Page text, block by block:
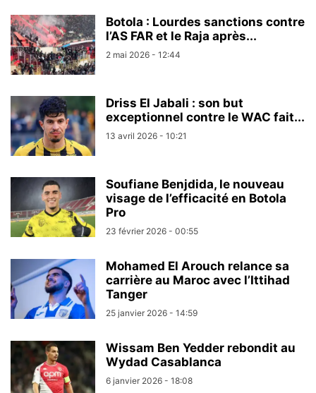
Botola : Lourdes sanctions contre
l’AS FAR et le Raja après...
2 mai 2026 - 12:44
Driss El Jabali : son but
exceptionnel contre le WAC fait...
13 avril 2026 - 10:21
Soufiane Benjdida, le nouveau
visage de l’efficacité en Botola
Pro
23 février 2026 - 00:55
Mohamed El Arouch relance sa
carrière au Maroc avec l’Ittihad
Tanger
25 janvier 2026 - 14:59
Wissam Ben Yedder rebondit au
Wydad Casablanca
6 janvier 2026 - 18:08